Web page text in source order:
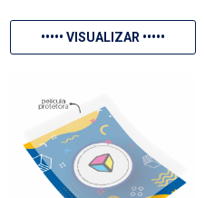
••••• VISUALIZAR •••••